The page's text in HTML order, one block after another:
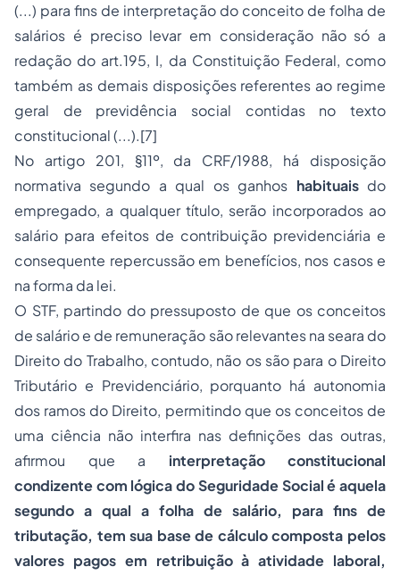
(...) para fins de interpretação do conceito de folha de
salários é preciso levar em consideração não só a
redação do art.195, I, da Constituição Federal, como
também as demais disposições referentes ao regime
geral de previdência social contidas no texto
constitucional (...).[7]
No artigo 201, §11º, da CRF/1988, há disposição
normativa segundo a qual os ganhos habituaisdo
empregado, a qualquer título, serão incorporados ao
salário para efeitos de contribuição previdenciária e
consequente repercussão em benefícios, nos casos e
na forma da lei.
O STF, partindo do pressuposto de que os conceitos
de salário e de remuneração são relevantes na seara do
Direito do Trabalho, contudo, não os são para o Direito
Tributário e Previdenciário, porquanto há autonomia
dos ramos do Direito, permitindo que os conceitos de
uma ciência não interfira nas definições das outras,
afirmou que a interpretação constitucional
condizente com lógica do Seguridade Social é aquela
segundo a qual a folha de salário, para fins de
tributação, tem sua base de cálculo composta pelos
valores pagos em retribuição à atividade laboral,